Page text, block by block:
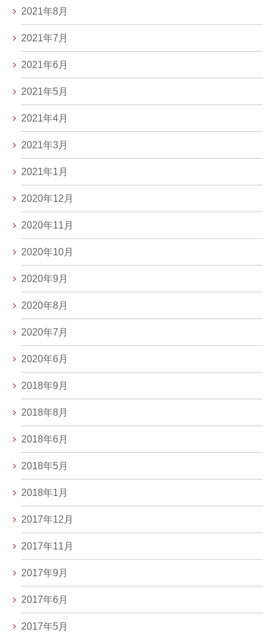
2021年8月
2021年7月
2021年6月
2021年5月
2021年4月
2021年3月
2021年1月
2020年12月
2020年11月
2020年10月
2020年9月
2020年8月
2020年7月
2020年6月
2018年9月
2018年8月
2018年6月
2018年5月
2018年1月
2017年12月
2017年11月
2017年9月
2017年6月
2017年5月